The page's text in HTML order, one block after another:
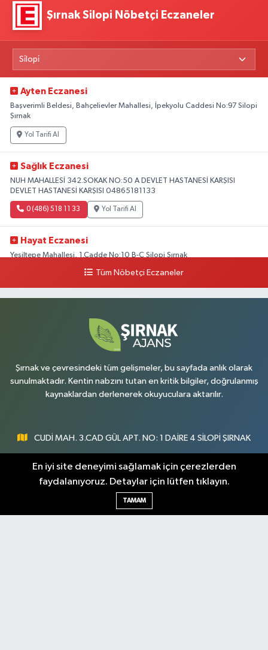
Şırnak Silopi Nöbetçi Eczaneler
Ayten Eczanesi
Başverimli Beldesi, Bahçelievler Mahallesi, İpekyolu Caddesi No:97 Silopi
Şırnak
Yol Tarifi Al
Sağlık Eczanesi
NUH MAHALLESİ 342.SOKAK NO:50 A DEVLET HASTANESİ KARŞISI
DEVLET HASTANESİ KARŞISI 04865181133
0 (486) 518 11 33 Yol Tarifi Al
Hayat Eczanesi
Yeşiltepe Mahallesi, 1.Cadde No:10 B-C Silopi Şırnak
Yol Tarifi Al
Yenişehir Mahallesi, 8.Cadde No:53 A Silopi Şırnak
Yol Tarifi Al
Tüm Nöbetçi Eczaneler
Şırnak ve çevresindeki tüm gelişmeler, bu sayfada anlık olarak
sunulmaktadır. Kentin nabzını tutan en kritik bilgiler, doğrulanmış
kaynaklardan derlenerek okuyuculara aktarılır.
CUDİ MAH. 3.CAD GÜL APT. NO: 1 DAİRE 4 SİLOPİ ŞIRNAK
0547 300 73 73
[email protected]
En iyi site deneyimi sağlamak için çerezlerden
faydalanıyoruz. Detaylar için lütfen tıklayın.
TAMAM